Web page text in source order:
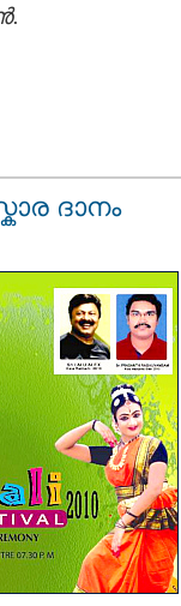
ദാനം